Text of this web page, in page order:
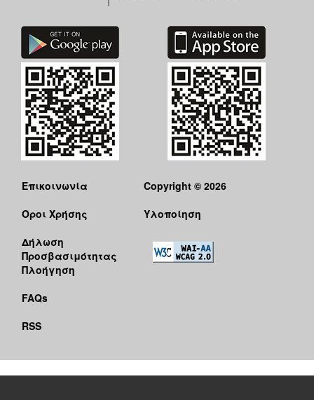
Επικοινωνία
Όροι Χρήσης
Δήλωση
Προσβασιμότητας
Πλοήγηση
FAQs
RSS
Copyright © 2026
Υλοποίηση